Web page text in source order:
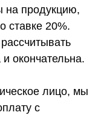
на продукцию,
ставке 20%.
окончательна.
лицо, мы
с